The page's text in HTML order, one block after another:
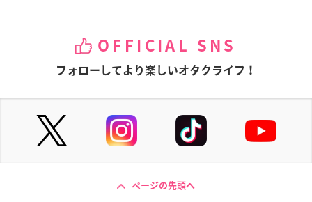
OFFICIAL SNS
フォローしてより楽しいオタクライフ！
ページの先頭へ